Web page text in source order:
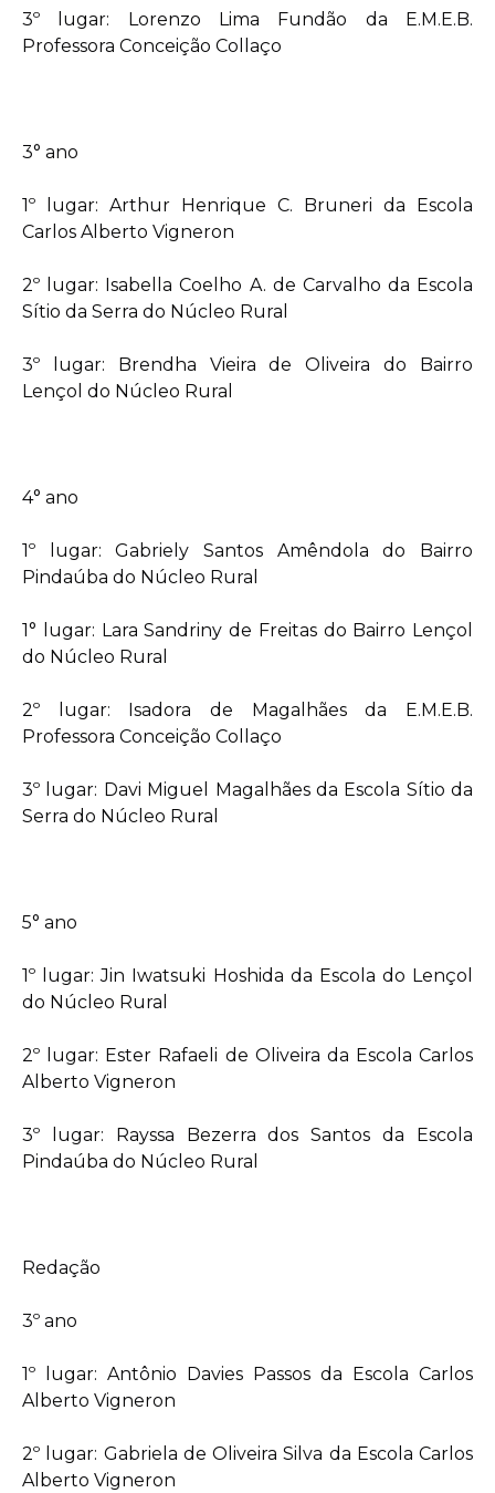
3º lugar: Lorenzo Lima Fundão da E.M.E.B.
Professora Conceição Collaço
3° ano
1º lugar: Arthur Henrique C. Bruneri da Escola
Carlos Alberto Vigneron
2º lugar: Isabella Coelho A. de Carvalho da Escola
Sítio da Serra do Núcleo Rural
3º lugar: Brendha Vieira de Oliveira do Bairro
Lençol do Núcleo Rural
4° ano
1º lugar: Gabriely Santos Amêndola do Bairro
Pindaúba do Núcleo Rural
1° lugar: Lara Sandriny de Freitas do Bairro Lençol
do Núcleo Rural
2º lugar: Isadora de Magalhães da E.M.E.B.
Professora Conceição Collaço
3º lugar: Davi Miguel Magalhães da Escola Sítio da
Serra do Núcleo Rural
5° ano
1º lugar: Jin Iwatsuki Hoshida da Escola do Lençol
do Núcleo Rural
2º lugar: Ester Rafaeli de Oliveira da Escola Carlos
Alberto Vigneron
3º lugar: Rayssa Bezerra dos Santos da Escola
Pindaúba do Núcleo Rural
Redação
3º ano
1º lugar: Antônio Davies Passos da Escola Carlos
Alberto Vigneron
2º lugar: Gabriela de Oliveira Silva da Escola Carlos
Alberto Vigneron